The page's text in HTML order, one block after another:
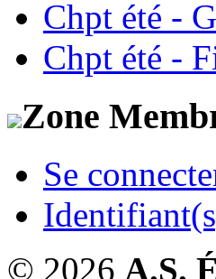
Chpt été -
Chpt été -
Zone
Se
© 2026 A.S.